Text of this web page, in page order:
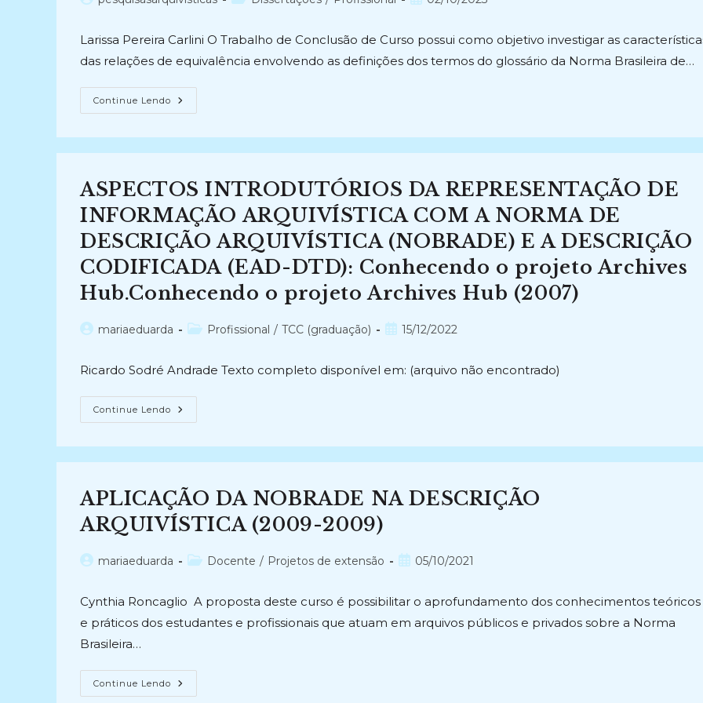
Larissa Pereira Carlini O Trabalho de Conclusão de Curso possui como objetivo investigar as
das relações de equivalência envolvendo as definições dos termos do glossário da Norma Brasileira de…
Continue Lendo ESTUDO
SOBRE
EQUIVALÊNCIA
DEFINIÇÕES
DOS
TERMOS
UTILIZADOS
NA
NORMA
BRASILEIRA
DE
DESCRIÇÃO
ARQUIVÍSTICA
E
DIMENSÃO
APLICADA
ASPECTOS INTRODUTÓRIOS DA REPRESENTAÇÃO DE
INFORMAÇÃO ARQUIVÍSTICA COM A NORMA DE
DESCRIÇÃO ARQUIVÍSTICA (NOBRADE) E A DESCRIÇÃO
CODIFICADA (EAD-DTD): Conhecendo o projeto Archives
Hub.Conhecendo o projeto Archives Hub (2007)
Autormariaeduarda
Categoria
Profissional / TCC (graduação)
Post15/12/2022
Ricardo Sodré Andrade Texto completo disponível em: (arquivo não encontrado)
Continue Lendo ASPECTOS
INTRODUTÓRIOS
INFORMAÇÃO
COM
A
NORMA
DE
DESCRIÇÃO
(NOBRADE)
E
CODIFICADA
(EAD-
DTD):
Conhecendo
Hub.Conhecendo
O
Projeto
APLICAÇÃO DA NOBRADE NA DESCRIÇÃO
ARQUIVÍSTICA (2009-2009)
Autormariaeduarda
Categoria
Docente / Projetos de extensão
Post05/10/2021
Cynthia Roncaglio A proposta deste curso é possibilitar o aprofundamento dos conhecimentos teóricos
e práticos dos estudantes e profissionais que atuam em arquivos públicos e privados sobre a Norma
Brasileira…
Continue Lendo APLICAÇÃO
DA